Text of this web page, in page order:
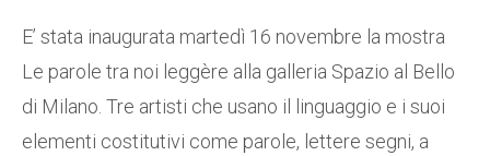
E’ stata inaugurata martedì 16 novembre la mostra
Le parole tra noi leggère alla galleria Spazio al Bello
di Milano. Tre artisti che usano il linguaggio e i suoi
elementi costitutivi come parole, lettere segni, a